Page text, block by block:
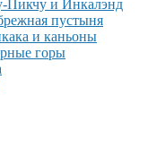
Пикчу и Инкалэнд
пустыня
и каньоны
горы